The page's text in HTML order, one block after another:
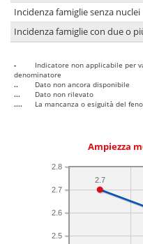
Incidenza famiglie senza nuclei
Incidenza famiglie con due o
-
Indicatore non applicabile per
denominatore
..
Dato non ancora disponibile
...
Dato non rilevato
....
La mancanza o esiguità del
Ampiezza
2.5
2.6
2.7
2.8
2.7